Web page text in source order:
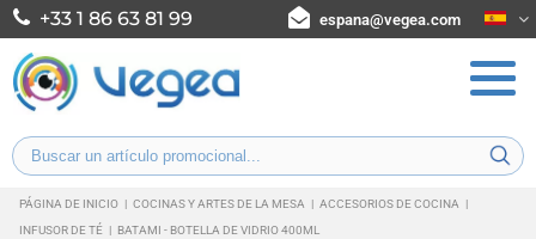
+33 1 86 63 81 99 espana@vegea.com
PÁGINA DE INICIO | COCINAS Y ARTES DE LA MESA | ACCESORIOS DE COCINA
|
INFUSOR DE TÉ | BATAMI - BOTELLA DE VIDRIO 400ML